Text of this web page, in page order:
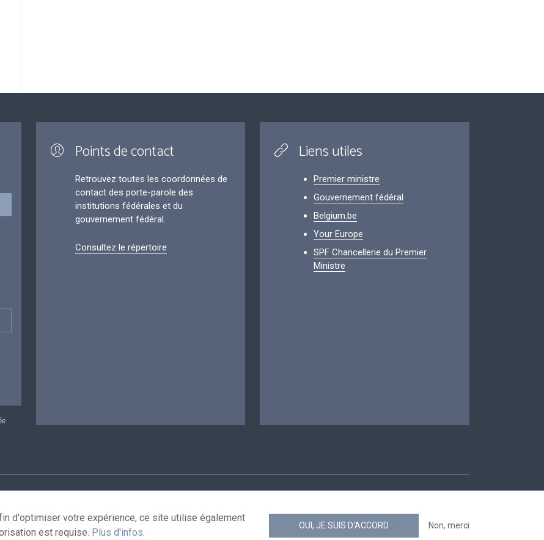
Points de contact
Retrouvez toutes les coordonnées de
contact des porte-parole des
institutions fédérales et du
gouvernement fédéral.
Consultez le répertoire
Liens utiles
Premier ministre
Gouvernement fédéral
Belgium.be
Your Europe
SPF Chancellerie du Premier
Ministre
d'optimiser votre expérience, ce site utilise également
est requise. Plus d'infos.
OUI, JE SUIS D'ACCORD Non, merci